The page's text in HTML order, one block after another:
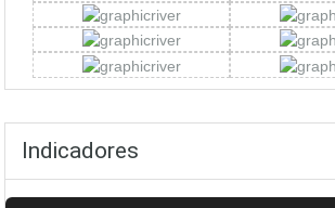
Indicadores